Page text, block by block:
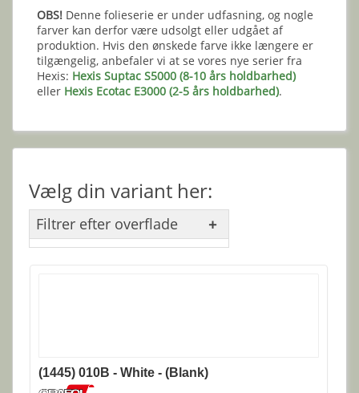
OBS! Denne folieserie er under udfasning, og nogle
farver kan derfor være udsolgt eller udgået af
produktion. Hvis den ønskede farve ikke længere er
tilgængelig, anbefaler vi at se vores nye serier fra
Hexis: Hexis Suptac S5000 (8-10 års holdbarhed)
eller Hexis Ecotac E3000 (2-5 års holdbarhed).
Vælg din variant her:
Filtrer efter overflade
(1445) 010B - White - (Blank)